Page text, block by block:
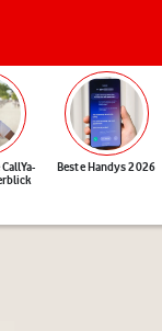
Beste Handys 2026